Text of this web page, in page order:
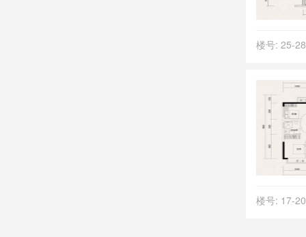
楼号: 25-
楼号: 17-